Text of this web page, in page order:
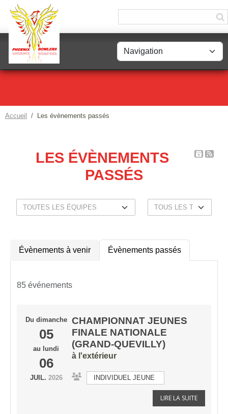
Accueil Les évènements passés
LES ÉVÈNEMENTS
PASSÉS
Évènements à venir Évènements passés
85 événements
Du dimanche
05
au lundi
06
JUIL. 2026
CHAMPIONNAT JEUNES
FINALE NATIONALE
(GRAND-QUEVILLY)
à l'extérieur
INDIVIDUEL JEUNE
LIRE LA SUITE
Panneau de gestion des cookies